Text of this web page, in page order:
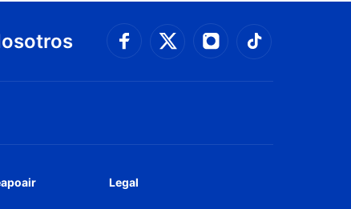
Conéctate con
Conéctate con
Connect with
Legal